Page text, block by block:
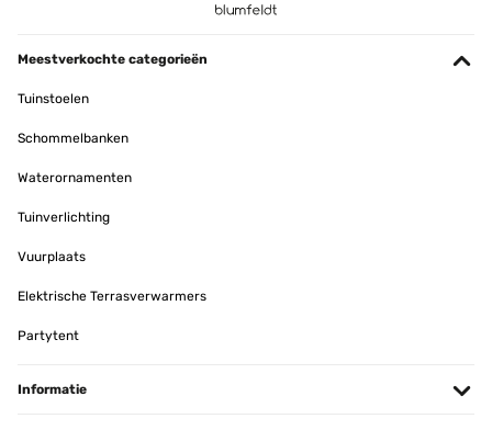
Meestverkochte categorieën
Tuinstoelen
Schommelbanken
Waterornamenten
Tuinverlichting
Vuurplaats
Elektrische Terrasverwarmers
Partytent
Informatie